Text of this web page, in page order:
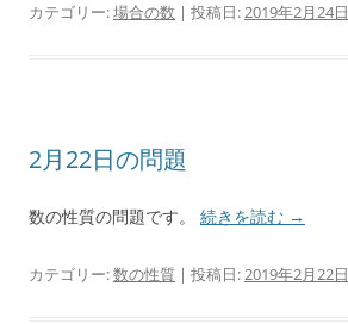
カテゴリー:場合の数 | 投稿日:2019年2月24日
2月22日の問題
数の性質の問題です。 続きを読む →
カテゴリー:数の性質 | 投稿日:2019年2月22日